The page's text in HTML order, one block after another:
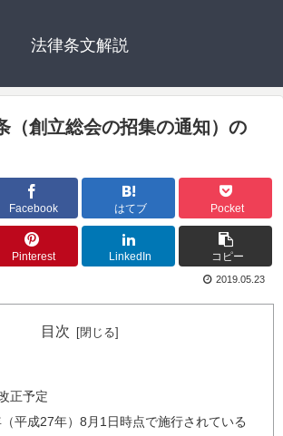
法律条文解説
（創立総会の招集の通知）の
Facebook はてブ Pocket
Pinterest LinkedIn コピー
2019.05.23
目次
正予定
平成27年）8月1日時点で施行されている